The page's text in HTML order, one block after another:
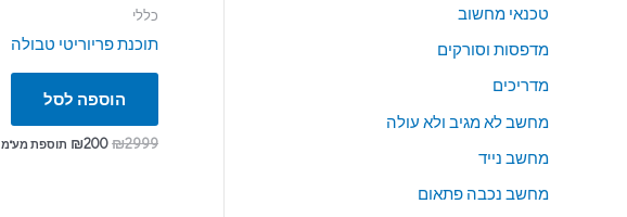
טכנאי מחשוב
מדפסות וסורקים
מדריכים
מחשב לא מגיב ולא עולה
מחשב נייד
מחשב נכבה פתאום
כללי
תוכנת פריוריטי טבולה
הוספה לסל
₪2999
₪200 תוספת מע"מ